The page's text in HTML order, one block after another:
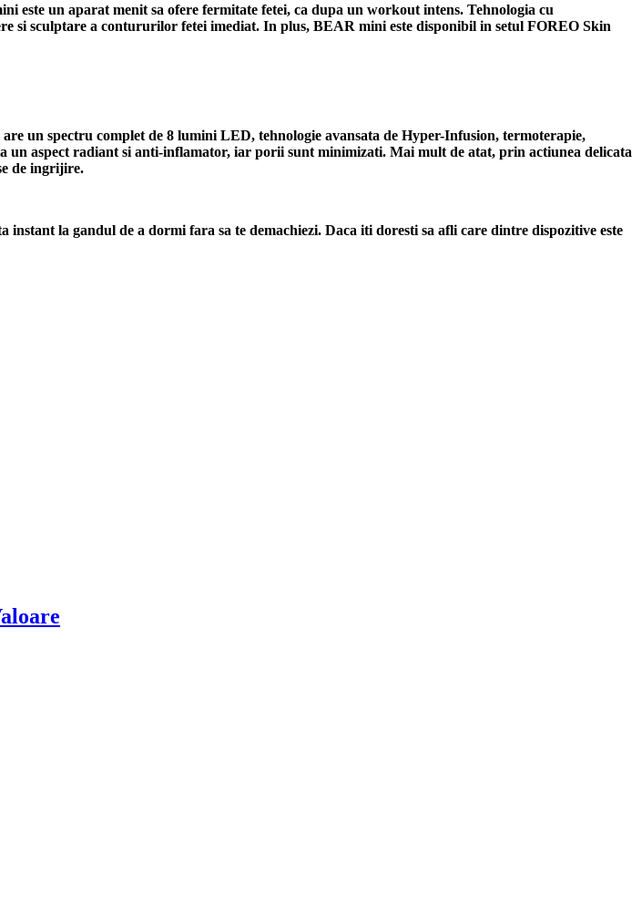
un aparat menit sa ofere fermitate fetei, ca dupa un workout intens. Tehnologia cu
si sculptare a contururilor fetei imediat. In plus, BEAR mini este disponibil in setul FOREO Skin
un spectru complet de 8 lumini LED, tehnologie avansata de Hyper-Infusion, termoterapie,
un aspect radiant si anti-inflamator, iar porii sunt minimizati. Mai mult de atat, prin actiunea delicata
de ingrijire.
la gandul de a dormi fara sa te demachiezi. Daca iti doresti sa afli care dintre dispozitive este